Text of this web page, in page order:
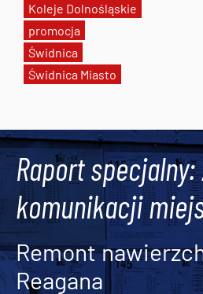
Koleje Dolnośląskie
promocja
Świdnica
Świdnica Miasto
Raport
komunikacji
Remont
Reagana